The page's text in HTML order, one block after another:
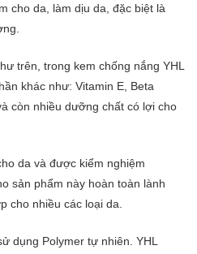
cho da, làm dịu da, đặc biệt là
trên, trong kem chống nắng YHL
khác như: Vitamin E, Beta
còn nhiều dưỡng chất có lợi cho
da và được kiểm nghiệm
sản phẩm này hoàn toàn lành
cho nhiều các loại da.
dụng Polymer tự nhiên. YHL